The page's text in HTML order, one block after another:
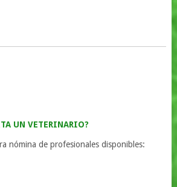
UN VETERINARIO?
nómina de profesionales disponibles: